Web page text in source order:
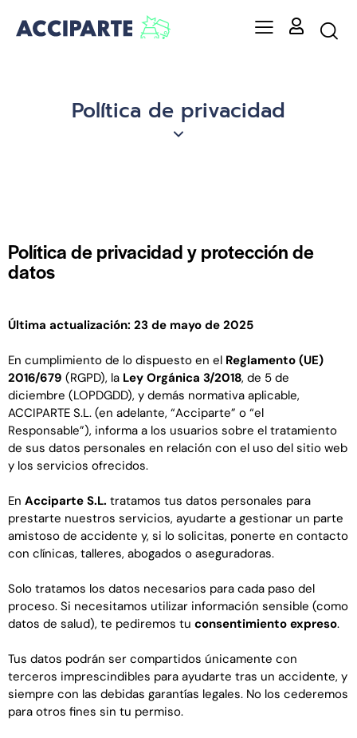
Política de privacidad
Política de privacidad y protección de
datos
Última actualización: 23 de mayo de 2025
En cumplimiento de lo dispuesto en el Reglamento (UE)
2016/679 (RGPD), la Ley Orgánica 3/2018, de 5 de
diciembre (LOPDGDD), y demás normativa aplicable,
ACCIPARTE S.L. (en adelante, “Acciparte” o “el
Responsable”), informa a los usuarios sobre el tratamiento
de sus datos personales en relación con el uso del sitio web
y los servicios ofrecidos.
En Acciparte S.L. tratamos tus datos personales para
prestarte nuestros servicios, ayudarte a gestionar un parte
amistoso de accidente y, si lo solicitas, ponerte en contacto
con clínicas, talleres, abogados o aseguradoras.
Solo tratamos los datos necesarios para cada paso del
proceso. Si necesitamos utilizar información sensible (como
datos de salud), te pediremos tu consentimiento expreso.
Tus datos podrán ser compartidos únicamente con
terceros imprescindibles para ayudarte tras un accidente, y
siempre con las debidas garantías legales. No los cederemos
para otros fines sin tu permiso.